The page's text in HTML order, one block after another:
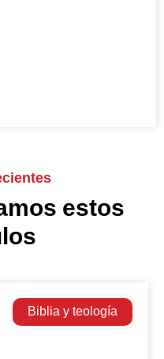
estos
Biblia y teología